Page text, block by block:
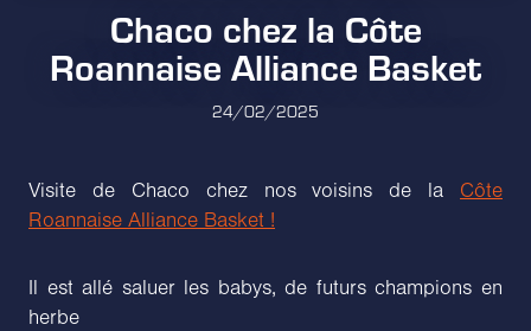
Chaco chez la Côte
Roannaise Alliance Basket
24/02/2025
Visite de Chaco chez nos voisins de la Côte
Roannaise Alliance Basket !
Il est allé saluer les babys, de futurs champions en
herbe